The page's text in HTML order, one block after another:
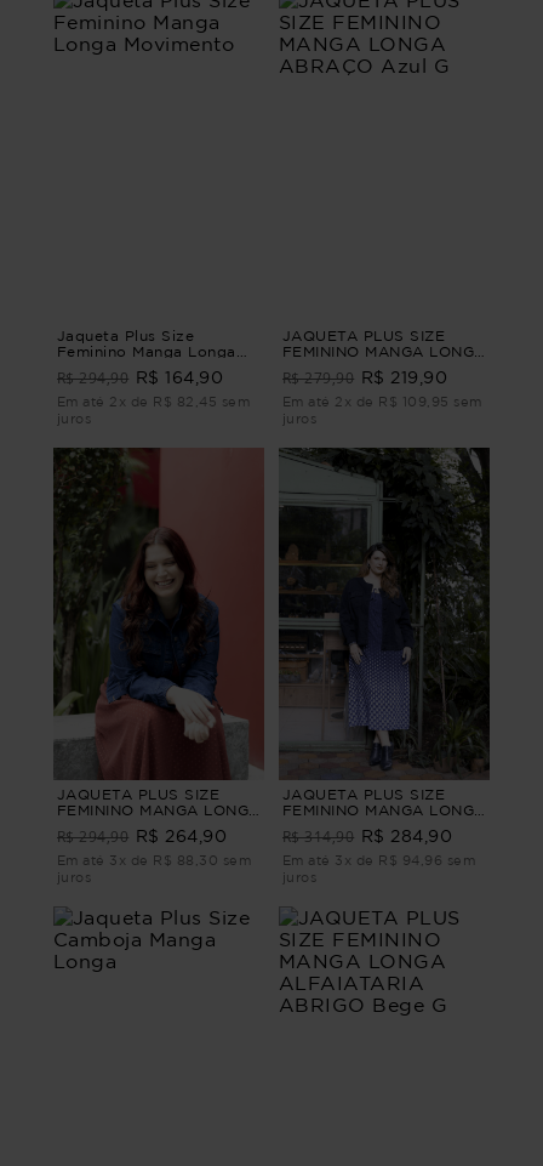
Jaqueta Plus Size
Feminino Manga Longa
R$ 294,90 R$ 164,90
Em até 2x de R$ 82,45 sem
juros
JAQUETA PLUS SIZE
FEMININO MANGA LONGA
ABRAÇO Azul G
R$ 279,90 R$ 219,90
Em até 2x de R$ 109,95 sem
juros
JAQUETA PLUS SIZE
FEMININO MANGA LONGA
JEANS NICOLE Azul G1
R$ 294,90 R$ 264,90
Em até 3x de R$ 88,30 sem
juros
JAQUETA PLUS SIZE
FEMININO MANGA LONGA
SARJA NOIR Preto G1
R$ 314,90 R$ 284,90
Em até 3x de R$ 94,96 sem
juros